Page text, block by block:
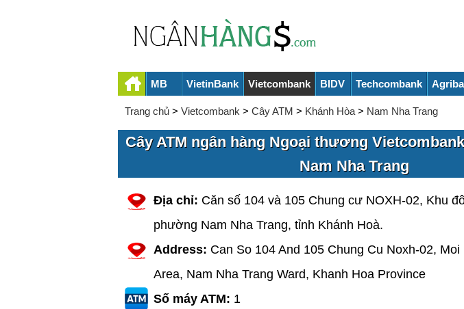
MB VietinBank Vietcombank BIDV Techcombank
Trang chủ> Vietcombank > Cây ATM > Khánh Hòa> Nam Nha Trang
Cây ATM ngân hàng Ngoại thương
Nam Nha Trang
Địa chỉ: Căn số 104 và 105 Chung cư NOXH-02, Khu
phường Nam Nha Trang, tỉnh Khánh Hoà.
Address: Can So 104 And 105 Chung Cu Noxh-02,
Area, Nam Nha Trang Ward, Khanh Hoa Province
Số máy ATM: 1